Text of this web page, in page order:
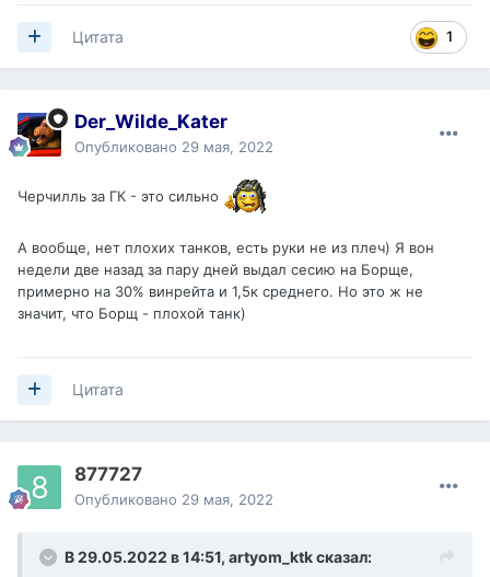
1
Цитата
Der_Wilde_Kater
Опубликовано 29 мая, 2022
Черчилль за ГК - это сильно
А вообще, нет плохих танков, есть руки не из плеч) Я вон
недели две назад за пару дней выдал сесию на Борще,
примерно на 30% винрейта и 1,5к среднего. Но это ж не
значит, что Борщ - плохой танк)
Цитата
877727
Опубликовано 29 мая, 2022
В 29.05.2022 в 14:51, artyom_ktkсказал: